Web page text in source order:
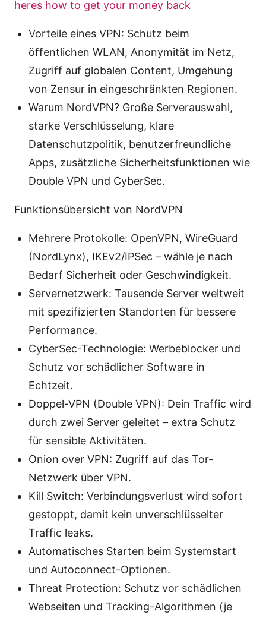
heres how to get your money back
Vorteile eines VPN: Schutz beim
öffentlichen WLAN, Anonymität im Netz,
Zugriff auf globalen Content, Umgehung
von Zensur in eingeschränkten Regionen.
Warum NordVPN? Große Serverauswahl,
starke Verschlüsselung, klare
Datenschutzpolitik, benutzerfreundliche
Apps, zusätzliche Sicherheitsfunktionen wie
Double VPN und CyberSec.
Funktionsübersicht von NordVPN
Mehrere Protokolle: OpenVPN, WireGuard
(NordLynx), IKEv2/IPSec – wähle je nach
Bedarf Sicherheit oder Geschwindigkeit.
Servernetzwerk: Tausende Server weltweit
mit spezifizierten Standorten für bessere
Performance.
CyberSec-Technologie: Werbeblocker und
Schutz vor schädlicher Software in
Echtzeit.
Doppel-VPN (Double VPN): Dein Traffic wird
durch zwei Server geleitet – extra Schutz
für sensible Aktivitäten.
Onion over VPN: Zugriff auf das Tor-
Netzwerk über VPN.
Kill Switch: Verbindungsverlust wird sofort
gestoppt, damit kein unverschlüsselter
Traffic leaks.
Automatisches Starten beim Systemstart
und Autoconnect-Optionen.
Threat Protection: Schutz vor schädlichen
Webseiten und Tracking-Algorithmen (je